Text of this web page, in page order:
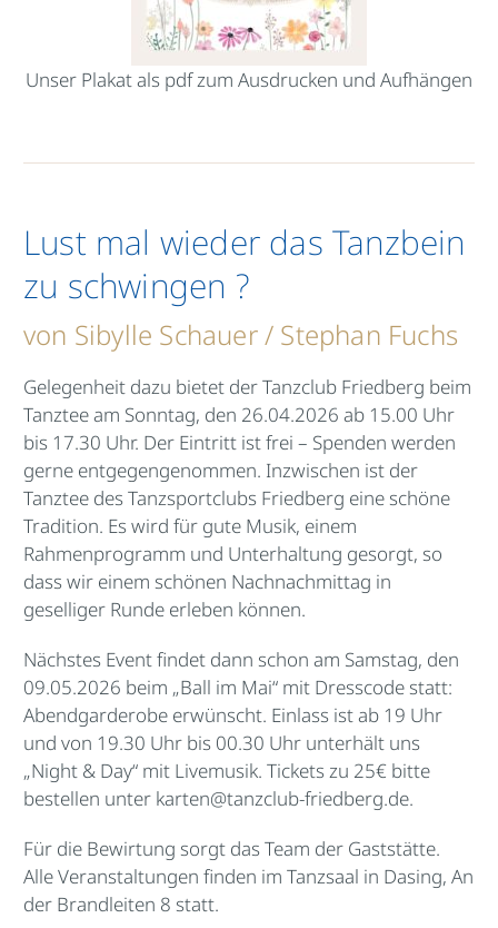
Unser Plakat als pdf zum Ausdrucken und Aufhängen
Lust mal wieder das Tanzbein
zu schwingen ?
von Sibylle Schauer / Stephan Fuchs
Gelegenheit dazu bietet der Tanzclub Friedberg beim
Tanztee am Sonntag, den 26.04.2026 ab 15.00 Uhr
bis 17.30 Uhr. Der Eintritt ist frei – Spenden werden
gerne entgegengenommen. Inzwischen ist der
Tanztee des Tanzsportclubs Friedberg eine schöne
Tradition. Es wird für gute Musik, einem
Rahmenprogramm und Unterhaltung gesorgt, so
dass wir einem schönen Nachnachmittag in
geselliger Runde erleben können.
Nächstes Event findet dann schon am Samstag, den
09.05.2026 beim „Ball im Mai“ mit Dresscode statt:
Abendgarderobe erwünscht. Einlass ist ab 19 Uhr
und von 19.30 Uhr bis 00.30 Uhr unterhält uns
„Night & Day“ mit Livemusik. Tickets zu 25€ bitte
bestellen unter karten@tanzclub-friedberg.de.
Für die Bewirtung sorgt das Team der Gaststätte.
Alle Veranstaltungen finden im Tanzsaal in Dasing, An
der Brandleiten 8 statt.